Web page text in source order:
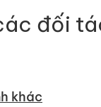
đối
khác